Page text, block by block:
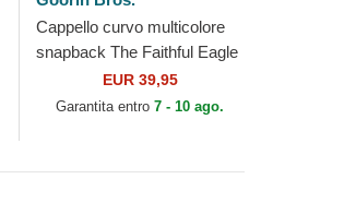
Cappello curvo multicolore
snapback The Faithful Eagle
Sport The Farm Goorin Bros.
EUR 39,95
Garantita entro7 - 10 ago.